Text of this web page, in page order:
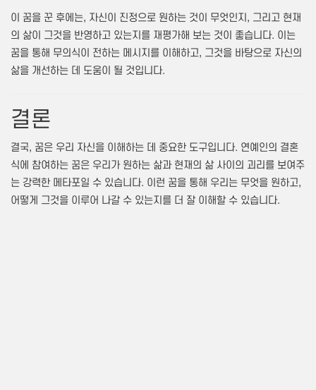
이 꿈을 꾼 후에는, 자신이 진정으로 원하는 것이 무엇인지, 그리고 현재
의 삶이 그것을 반영하고 있는지를 재평가해 보는 것이 좋습니다. 이는
꿈을 통해 무의식이 전하는 메시지를 이해하고, 그것을 바탕으로 자신의
삶을 개선하는 데 도움이 될 것입니다.
결론
결국, 꿈은 우리 자신을 이해하는 데 중요한 도구입니다. 연예인의 결혼
식에 참여하는 꿈은 우리가 원하는 삶과 현재의 삶 사이의 괴리를 보여주
는 강력한 메타포일 수 있습니다. 이런 꿈을 통해 우리는 무엇을 원하고,
어떻게 그것을 이루어 나갈 수 있는지를 더 잘 이해할 수 있습니다.